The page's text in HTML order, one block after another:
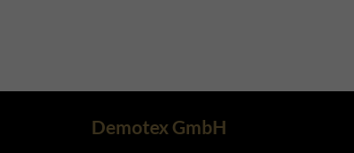
Demotex GmbH